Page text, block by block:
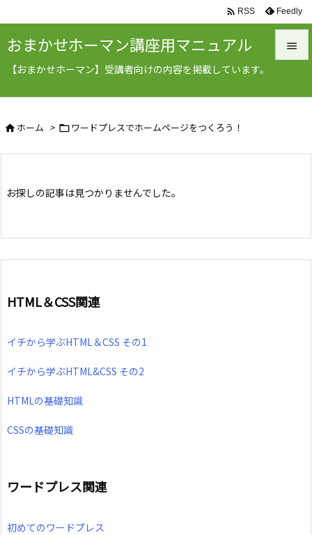
おまかせホーマン講座用マニュアル
【おまかせホーマン】受講者向けの内容を掲載しています。

検索
 RSS Feedly
ホーム > ワードプレスでホームページをつくろう！
お探しの記事は見つかりませんでした。
HTML＆CSS関連
イチから学ぶHTML＆CSS その1
イチから学ぶHTML&CSS その2
HTMLの基礎知識
CSSの基礎知識
ワードプレス関連
初めてのワードプレス